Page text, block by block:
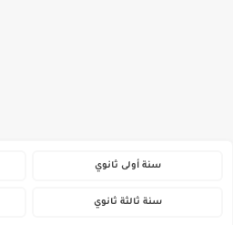
سنة أولى ثانوي
سنة ثالثة ثانوي